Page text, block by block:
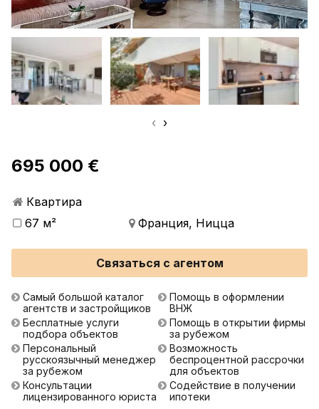
‹ ›
695 000 €
Квартира
67 м²
Франция, Ницца
Связаться с агентом
Самый большой каталог
агентств и застройщиков
Бесплатные услуги
подбора объектов
Персональный
русскоязычный менеджер
за рубежом
Консультации
лицензированного юриста
Помощь в оформлении
ВНЖ
Помощь в открытии фирмы
за рубежом
Возможность
беспроцентной рассрочки
для объектов
Содействие в получении
ипотеки